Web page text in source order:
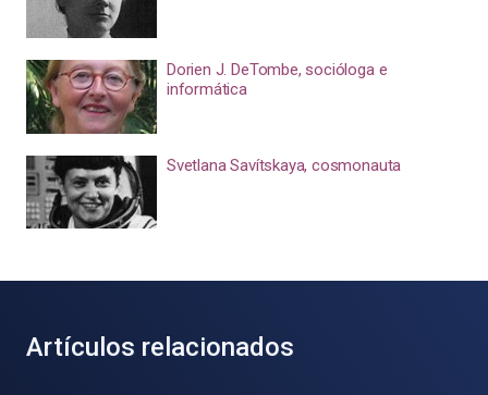
Dorien J. DeTombe, socióloga e
informática
Svetlana Savítskaya, cosmonauta
Artículos relacionados